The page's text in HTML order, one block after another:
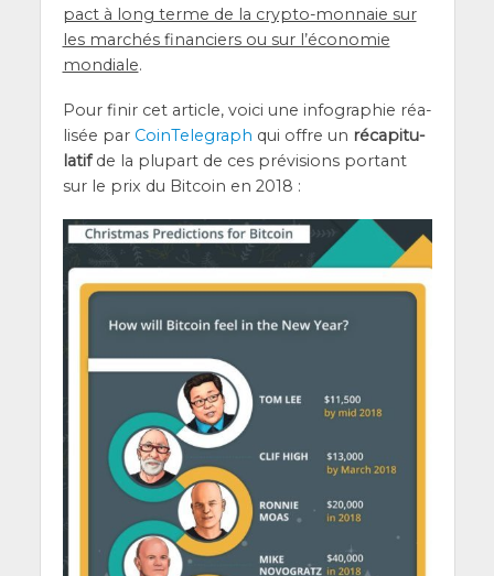
pact à long terme de la cryp­to-mon­naie sur
les mar­chés finan­ciers ou sur l’é­co­no­mie
mon­diale.
Pour finir cet article, voi­ci une info­gra­phie réa­
li­sée par Coin­Te­le­graph qui offre un réca­pi­tu­
la­tifde la plu­part de ces pré­vi­sions por­tant
sur le prix du Bit­coin en 2018 :